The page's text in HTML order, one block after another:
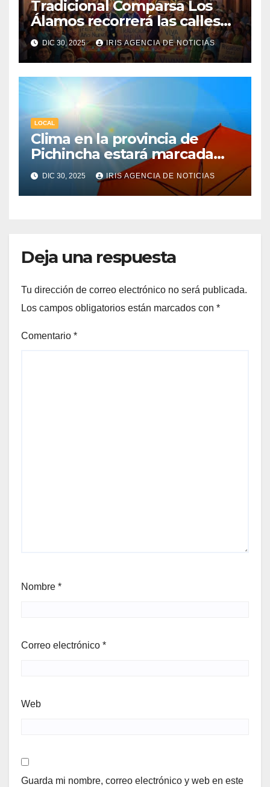
Tradicional Comparsa Los
Álamos recorrerá las calles
de la ciudad de Machachi
DIC 30, 2025 IRIS AGENCIA DE NOTICIAS
LOCAL
Clima en la provincia de
Pichincha estará marcada
por una fuerte radiación UV
DIC 30, 2025 IRIS AGENCIA DE NOTICIAS
Deja una respuesta
Tu dirección de correo electrónico no será publicada.
Los campos obligatorios están marcados con *
Comentario *
Nombre *
Correo electrónico *
Web
Guarda mi nombre, correo electrónico y web en este